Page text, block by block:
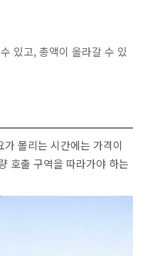
있고, 총액이 올라갈 수 있
몰리는 시간에는 가격이
호출 구역을 따라가야 하는